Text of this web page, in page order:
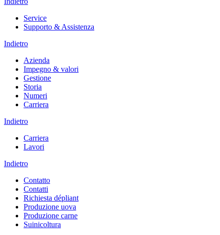
Service
Supporto & Assistenza
Indietro
Azienda
Impegno & valori
Gestione
Storia
Numeri
Carriera
Indietro
Carriera
Lavori
Indietro
Contatto
Contatti
Richiesta dépliant
Produzione uova
Produzione carne
Suinicoltura